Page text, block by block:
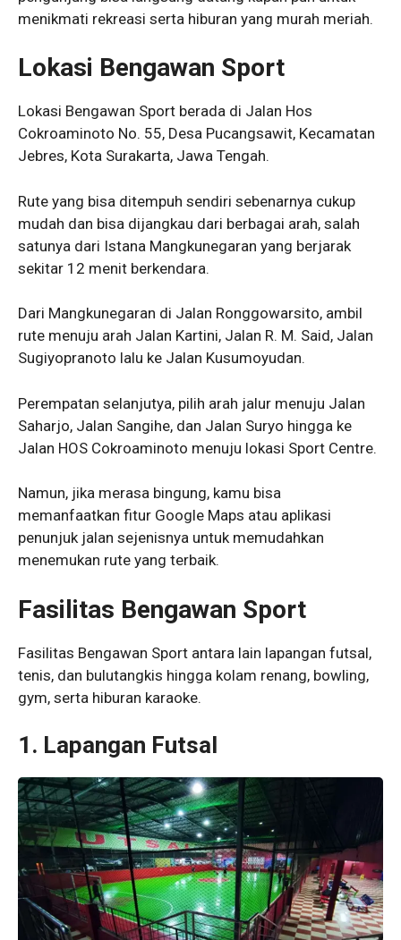
menikmati rekreasi serta hiburan yang murah meriah.
Lokasi Bengawan Sport
Lokasi Bengawan Sport berada di Jalan Hos
Cokroaminoto No. 55, Desa Pucangsawit, Kecamatan
Jebres, Kota Surakarta, Jawa Tengah.
Rute yang bisa ditempuh sendiri sebenarnya cukup
mudah dan bisa dijangkau dari berbagai arah, salah
satunya dari Istana Mangkunegaran yang berjarak
sekitar 12 menit berkendara.
Dari Mangkunegaran di Jalan Ronggowarsito, ambil
rute menuju arah Jalan Kartini, Jalan R. M. Said, Jalan
Sugiyopranoto lalu ke Jalan Kusumoyudan.
Perempatan selanjutya, pilih arah jalur menuju Jalan
Saharjo, Jalan Sangihe, dan Jalan Suryo hingga ke
Jalan HOS Cokroaminoto menuju lokasi Sport Centre.
Namun, jika merasa bingung, kamu bisa
memanfaatkan fitur Google Maps atau aplikasi
penunjuk jalan sejenisnya untuk memudahkan
menemukan rute yang terbaik.
Fasilitas Bengawan Sport
Fasilitas Bengawan Sport antara lain lapangan futsal,
tenis, dan bulutangkis hingga kolam renang, bowling,
gym, serta hiburan karaoke.
1. Lapangan Futsal